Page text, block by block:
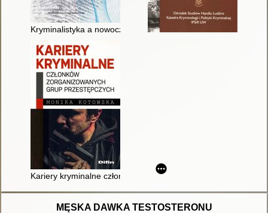
Kryminalistyka a nowoczesne technologie
Kariery kryminalne członków zorganizowanych grup
MĘSKA DAWKA TESTOSTERONU